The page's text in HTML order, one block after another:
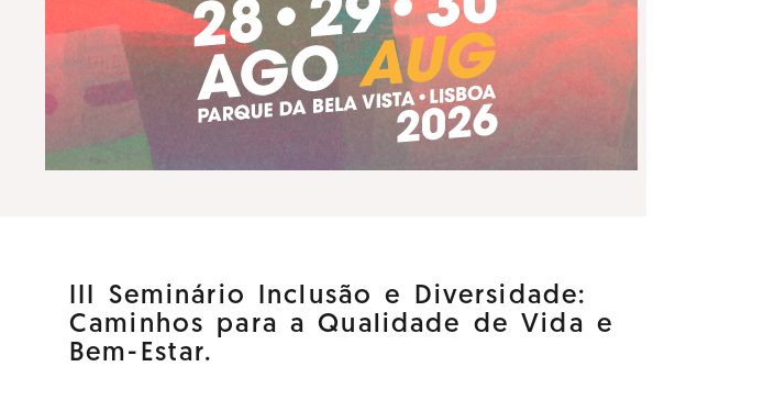
III Seminário Inclusão e Diversidade:
Caminhos para a Qualidade de Vida e
Bem-Estar.